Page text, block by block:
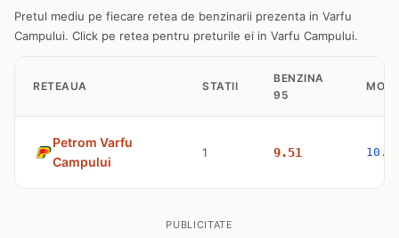
Pretul mediu pe fiecare retea de benzinarii prezenta in Varfu
Campului. Click pe retea pentru preturile ei in Varfu Campului.
RETEAUA STATII
BENZINA
95
Petrom Varfu
Campului
1 9.51
PUBLICITATE